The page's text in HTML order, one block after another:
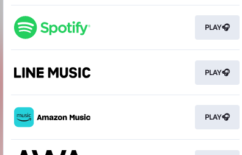
PLAY🎧
PLAY🎧
PLAY🎧